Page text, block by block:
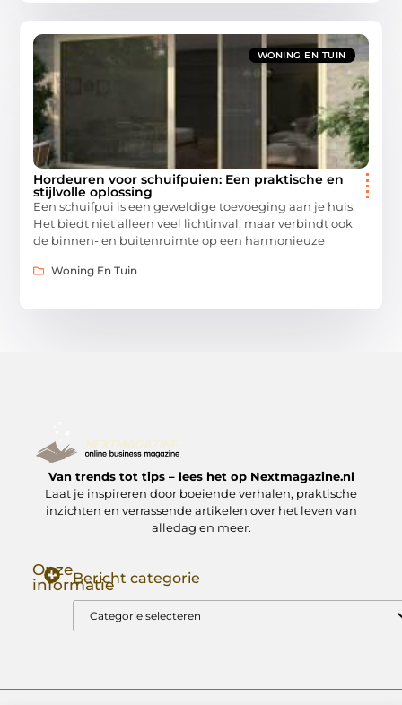
WONING EN TUIN
Hordeuren voor schuifpuien: Een praktische en
stijlvolle oplossing
Een schuifpui is een geweldige toevoeging aan je huis.
Het biedt niet alleen veel lichtinval, maar verbindt ook
de binnen- en buitenruimte op een harmonieuze
Woning En Tuin
Van trends tot tips – lees het op Nextmagazine.nl
Laat je inspireren door boeiende verhalen, praktische
inzichten en verrassende artikelen over het leven van
alledag en meer.
Onze
informatieBericht categorie